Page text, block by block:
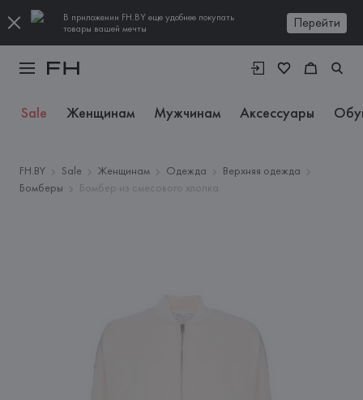
В приложении FH.BY еще удобнее покупать
товары вашей мечты
Перейти
Sale Женщинам Мужчинам Аксессуары
FH.BY Sale Женщинам Одежда
Верхняя одежда
Бомберы
Бомбер из смесового хлопка